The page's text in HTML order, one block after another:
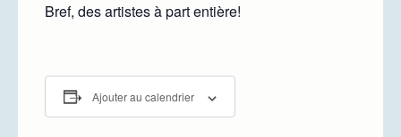
Bref, des artistes à part entière!
Ajouter au calendrier